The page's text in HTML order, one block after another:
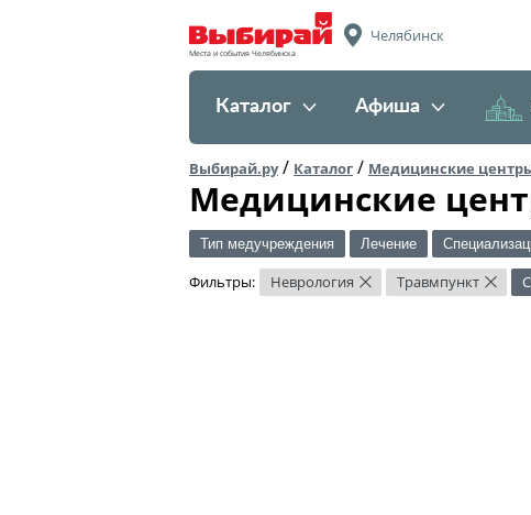
Места и события Челябинска
Челябинск
Каталог Афиша
Выбирай.ру/ Каталог / Медицинские
Медицинские
Тип медучреждения Лечение
Фильтры: Неврология × Травмпункт ×